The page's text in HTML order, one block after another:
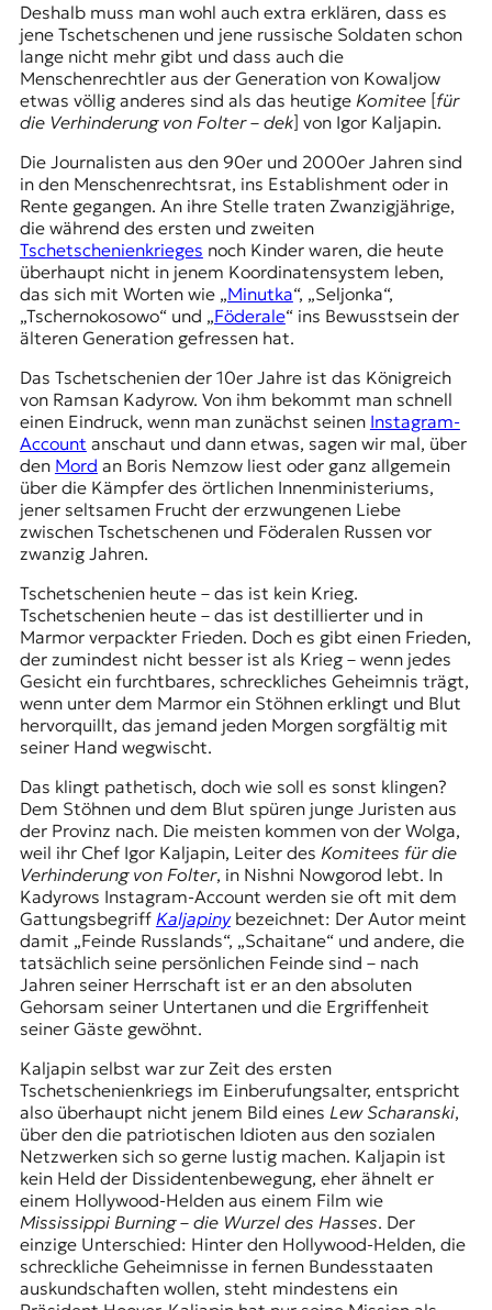
Deshalb muss man wohl auch extra erklären, dass es
jene Tschetschenen und jene russische Soldaten schon
lange nicht mehr gibt und dass auch die
Menschenrechtler aus der Generation von Kowaljow
etwas völlig anderes sind als das heutige Komitee[für
die Verhinderung von Folter– dek] von Igor Kaljapin.
Die Journalisten aus den 90er und 2000er Jahren sind
in den Menschenrechtsrat, ins Establishment oder in
Rente gegangen. An ihre Stelle traten Zwanzigjährige,
die während des ersten und zweiten
Tschetschenienkrieges noch Kinder waren, die heute
überhaupt nicht in jenem Koordinatensystem leben,
das sich mit Worten wie „Minutka“, „Seljonka“,
„Tschernokosowo“ und „Föderale“ ins Bewusstsein der
älteren Generation gefressen hat.
Das Tschetschenien der 10er Jahre ist das Königreich
von Ramsan Kadyrow. Von ihm bekommt man schnell
einen Eindruck, wenn man zunächst seinen Instagram-
Account anschaut und dann etwas, sagen wir mal, über
den Mord an Boris Nemzow liest oder ganz allgemein
über die Kämpfer des örtlichen Innenministeriums,
jener seltsamen Frucht der erzwungenen Liebe
zwischen Tschetschenen und Föderalen Russen vor
zwanzig Jahren.
Tschetschenien heute – das ist kein Krieg.
Tschetschenien heute – das ist destillierter und in
Marmor verpackter Frieden. Doch es gibt einen Frieden,
der zumindest nicht besser ist als Krieg – wenn jedes
Gesicht ein furchtbares, schreckliches Geheimnis trägt,
wenn unter dem Marmor ein Stöhnen erklingt und Blut
hervorquillt, das jemand jeden Morgen sorgfältig mit
seiner Hand wegwischt.
Das klingt pathetisch, doch wie soll es sonst klingen?
Dem Stöhnen und dem Blut spüren junge Juristen aus
der Provinz nach. Die meisten kommen von der Wolga,
weil ihr Chef Igor Kaljapin, Leiter des Komitees für die
Verhinderung von Folter, in Nishni Nowgorod lebt. In
Kadyrows Instagram-Account werden sie oft mit dem
Gattungsbegriff Kaljapiny bezeichnet: Der Autor meint
damit „Feinde Russlands“, „Schaitane“ und andere, die
tatsächlich seine persönlichen Feinde sind – nach
Jahren seiner Herrschaft ist er an den absoluten
Gehorsam seiner Untertanen und die Ergriffenheit
seiner Gäste gewöhnt.
Kaljapin selbst war zur Zeit des ersten
Tschetschenienkriegs im Einberufungsalter, entspricht
also überhaupt nicht jenem Bild eines Lew Scharanski,
über den die patriotischen Idioten aus den sozialen
Netzwerken sich so gerne lustig machen. Kaljapin ist
kein Held der Dissidentenbewegung, eher ähnelt er
einem Hollywood-Helden aus einem Film wie
Mississippi Burning–die Wurzel des Hasses. Der
einzige Unterschied: Hinter den Hollywood-Helden, die
schreckliche Geheimnisse in fernen Bundesstaaten
auskundschaften wollen, steht mindestens ein